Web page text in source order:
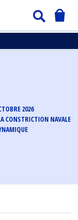
2026
CONSTRICTION NAVALE